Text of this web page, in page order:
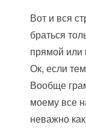
Вот и вся
браться
прямой или
Ок, если
Вообще
моему все
неважно